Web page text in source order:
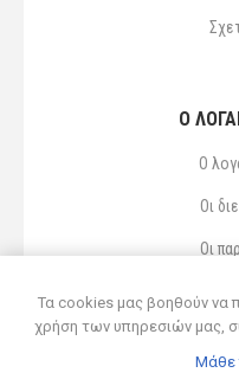
Ο
Ο
Οι
Οι
Τα cookies μας βοηθούν να
χρήση των υπηρεσιών μας,
Μάθε